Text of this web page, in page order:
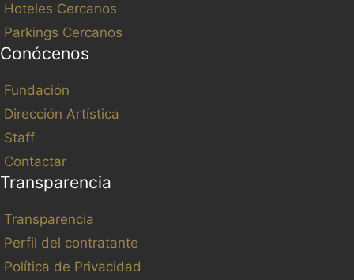
Hoteles Cercanos
Parkings Cercanos
Conócenos
Fundación
Dirección Artística
Staff
Contactar
Transparencia
Transparencia
Perfil del contratante
Política de Privacidad